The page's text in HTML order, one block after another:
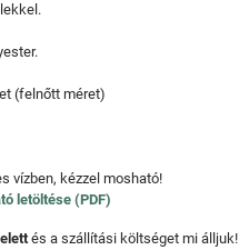
(felnőtt méret)
vízben, kézzel mosható!
letöltése (PDF)
és a szállítási költséget mi